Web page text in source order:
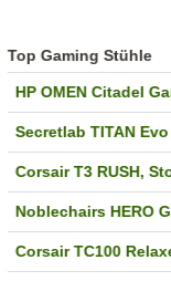
Top Gaming Stühle
HP OMEN Citadel
Secretlab TITAN
Corsair T3 RUSH,
Noblechairs HERO
Corsair TC100